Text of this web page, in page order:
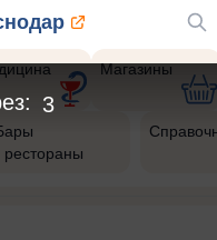
Магазины
рестораны
1